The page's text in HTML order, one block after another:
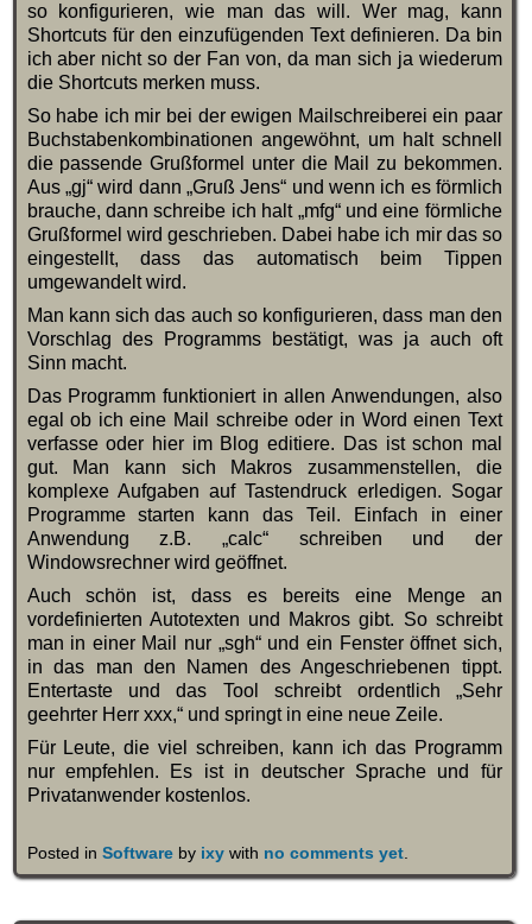
so konfigurieren, wie man das will. Wer mag, kann
Shortcuts für den einzufügenden Text definieren. Da bin
ich aber nicht so der Fan von, da man sich ja wiederum
die Shortcuts merken muss.
So habe ich mir bei der ewigen Mailschreiberei ein paar
Buchstabenkombinationen angewöhnt, um halt schnell
die passende Grußformel unter die Mail zu bekommen.
Aus „gj“ wird dann „Gruß Jens“ und wenn ich es förmlich
brauche, dann schreibe ich halt „mfg“ und eine förmliche
Grußformel wird geschrieben. Dabei habe ich mir das so
eingestellt, dass das automatisch beim Tippen
umgewandelt wird.
Man kann sich das auch so konfigurieren, dass man den
Vorschlag des Programms bestätigt, was ja auch oft
Sinn macht.
Das Programm funktioniert in allen Anwendungen, also
egal ob ich eine Mail schreibe oder in Word einen Text
verfasse oder hier im Blog editiere. Das ist schon mal
gut. Man kann sich Makros zusammenstellen, die
komplexe Aufgaben auf Tastendruck erledigen. Sogar
Programme starten kann das Teil. Einfach in einer
Anwendung z.B. „calc“ schreiben und der
Windowsrechner wird geöffnet.
Auch schön ist, dass es bereits eine Menge an
vordefinierten Autotexten und Makros gibt. So schreibt
man in einer Mail nur „sgh“ und ein Fenster öffnet sich,
in das man den Namen des Angeschriebenen tippt.
Entertaste und das Tool schreibt ordentlich „Sehr
geehrter Herr xxx,“ und springt in eine neue Zeile.
Für Leute, die viel schreiben, kann ich das Programm
nur empfehlen. Es ist in deutscher Sprache und für
Privatanwender kostenlos.
Posted in Softwareby ixywith no comments yet.